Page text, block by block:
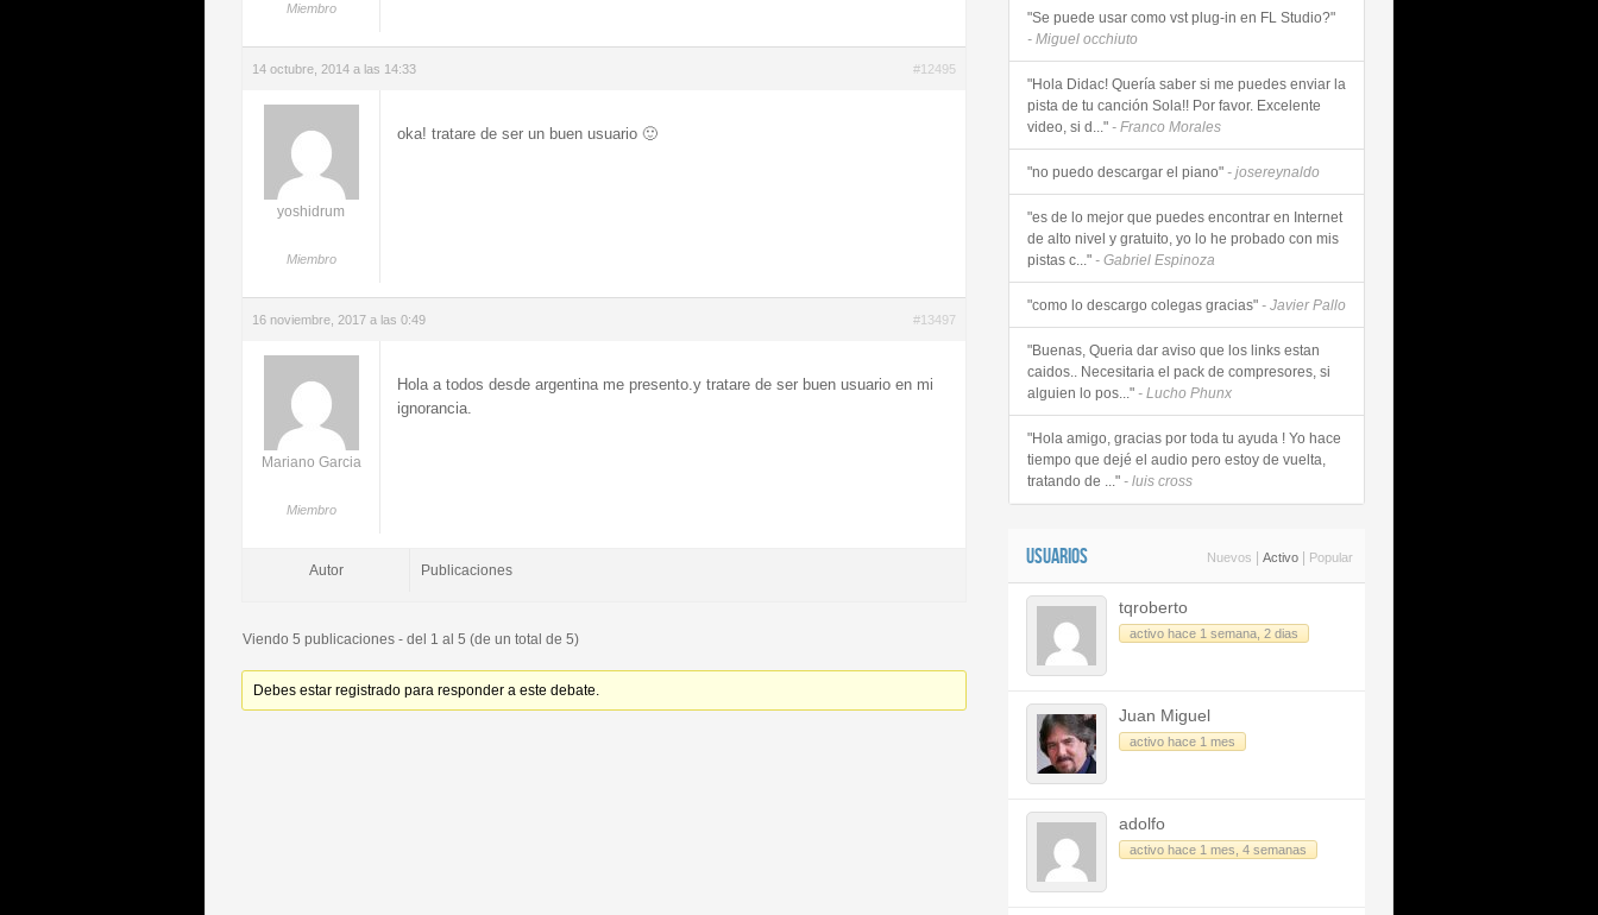
Miembro
14 octubre, 2014 a las 14:33 #12495
yoshidrum
Miembro
oka! tratare de ser un buen usuario 🙂
16 noviembre, 2017 a las 0:49 #13497
Mariano Garcia
Miembro
Hola a todos desde argentina me presento.y tratare de ser buen usuario en mi
ignorancia.
Autor Publicaciones
Viendo 5 publicaciones - del 1 al 5 (de un total de 5)
Debes estar registrado para responder a este debate.
"Se puede usar como vst plug-in en FL Studio?"
- Miguel occhiuto
"Hola Didac! Quería saber si me puedes enviar la
pista de tu canción Sola!! Por favor. Excelente
video, si d..." - Franco Morales
"no puedo descargar el piano" - josereynaldo
"es de lo mejor que puedes encontrar en Internet
de alto nivel y gratuito, yo lo he probado con mis
pistas c..." - Gabriel Espinoza
"como lo descargo colegas gracias" - Javier Pallo
"Buenas, Queria dar aviso que los links estan
caidos.. Necesitaria el pack de compresores, si
alguien lo pos..." - Lucho Phunx
"Hola amigo, gracias por toda tu ayuda ! Yo hace
tiempo que dejé el audio pero estoy de vuelta,
tratando de ..." - luis cross
USUARIOS Nuevos Activo Popular
tqroberto
activo hace 1 semana, 2 dias
Juan Miguel
activo hace 1 mes
adolfo
activo hace 1 mes, 4 semanas